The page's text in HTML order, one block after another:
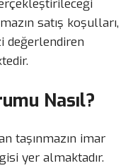
satış koşulları,
değerlendiren
Nasıl?
taşınmazın imar
yer almaktadır.